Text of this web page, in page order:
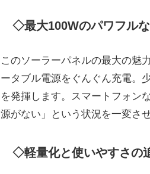
◇最大100Wのパワフル
このソーラーパネルの最大の魅
ータブル電源をぐんぐん充電。
を発揮します。スマートフォン
源がない」という状況を一変させ
◇軽量化と使いやすさの